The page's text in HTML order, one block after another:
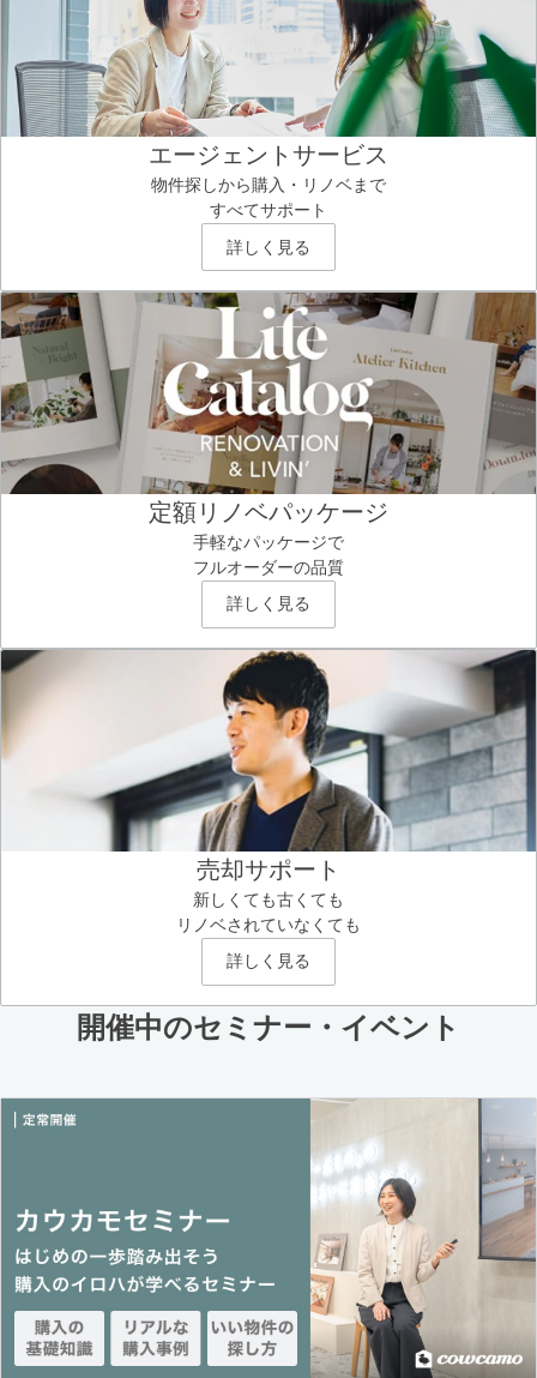
エージェントサービス
物件探しから購入・リノベまで
すべてサポート
詳しく見る
定額リノベパッケージ
手軽なパッケージで
フルオーダーの品質
詳しく見る
売却サポート
新しくても古くても
リノベされていなくても
詳しく見る
開催中のセミナー・イベント